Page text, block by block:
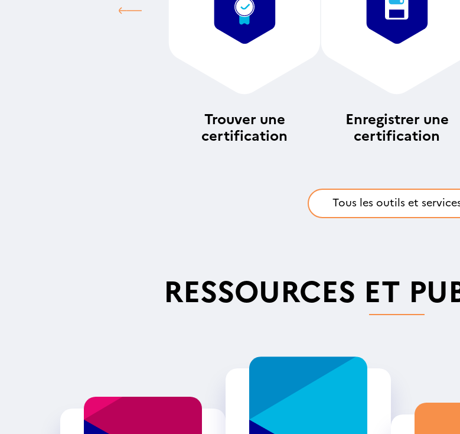
Trouver une
certification
Enregistrer une
certification
Tous les outils et
RESSOURCES ET